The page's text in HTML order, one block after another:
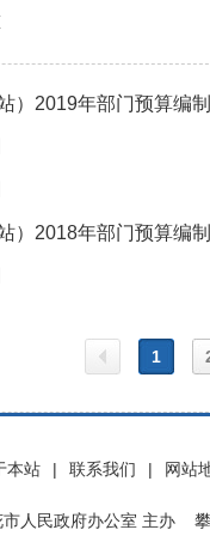
）2019年部门预算编
）2018年部门预算编
页
1
本站 | 联系我们 | 网站
市人民政府办公室 主办